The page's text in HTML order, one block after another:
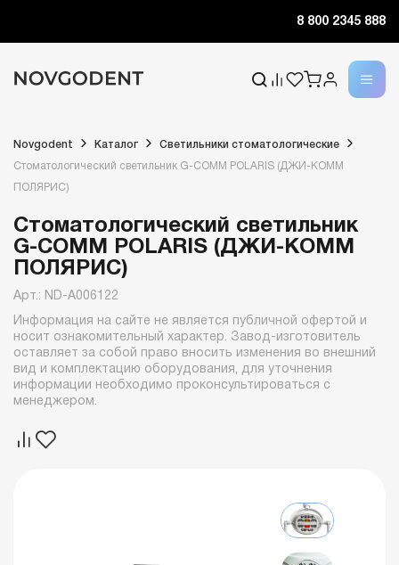
8 800 2345 888
Novgodent Каталог Светильники стоматологические
Стоматологический светильник G-COMM POLARIS (ДЖИ-КОММ
ПОЛЯРИС)
Стоматологический светильник
G-COMM POLARIS (ДЖИ-КОММ
ПОЛЯРИС)
Арт.: ND-A006122
Информация на сайте не является публичной офертой и
носит ознакомительный характер. Завод-изготовитель
оставляет за собой право вносить изменения во внешний
вид и комплектацию оборудования, для уточнения
информации необходимо проконсультироваться с
менеджером.